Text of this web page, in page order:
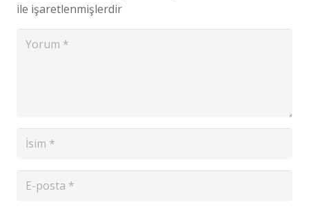
ile işaretlenmişlerdir